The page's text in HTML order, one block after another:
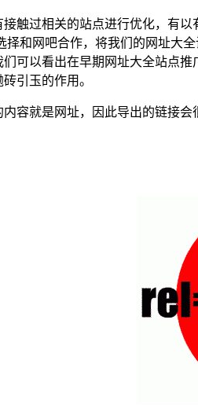
触过相关的站点进行优化，有
和网吧合作，将我们的网址大
可以看出在早期网址大全站点
引玉的作用。
容就是网址，因此导出的链接